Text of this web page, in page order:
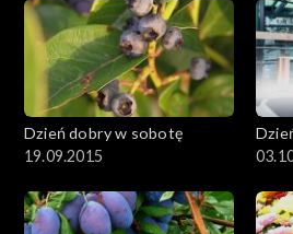
Dzień dobry w sobotę
19.09.2015